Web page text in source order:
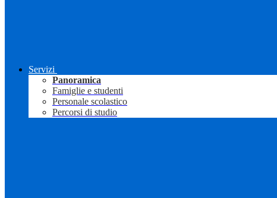
Servizi
Panoramica
Famiglie e studenti
Personale scolastico
Percorsi di studio